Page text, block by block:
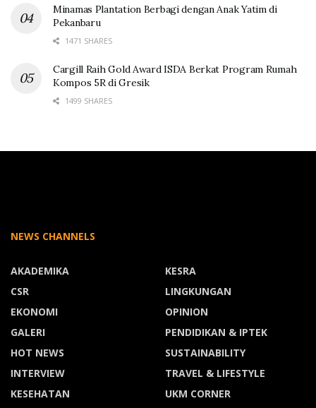
Minamas Plantation Berbagi dengan Anak Yatim di
Pekanbaru
1471 SHARES
Cargill Raih Gold Award ISDA Berkat Program Rumah
Kompos 5R di Gresik
1499 SHARES
NEWS CHANNELS
AKADEMIKA
CSR
EKONOMI
GALERI
HOT NEWS
INTERVIEW
KESEHATAN
KESRA
LINGKUNGAN
OPINION
PENDIDIKAN & IPTEK
SUSTAINABILITY
TRAVEL & LIFESTYLE
UKM CORNER